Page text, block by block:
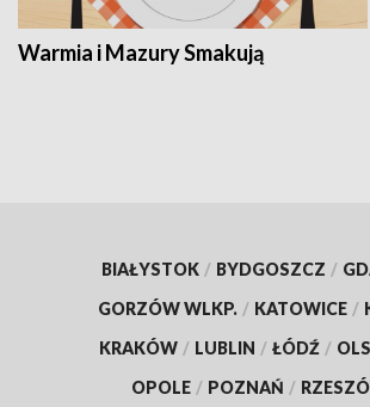
Warmia i Mazury Smakują
BIAŁYSTOK / BYDGOSZCZ /
GORZÓW WLKP. / KATOWICE /
KRAKÓW / LUBLIN / ŁÓDŹ /
OPOLE / POZNAŃ /